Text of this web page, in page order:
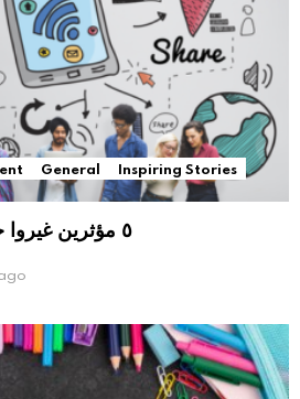
General
Inspiring Stories
٥ مؤثرين غيروا حياتي وأضافوا ليها قيمة